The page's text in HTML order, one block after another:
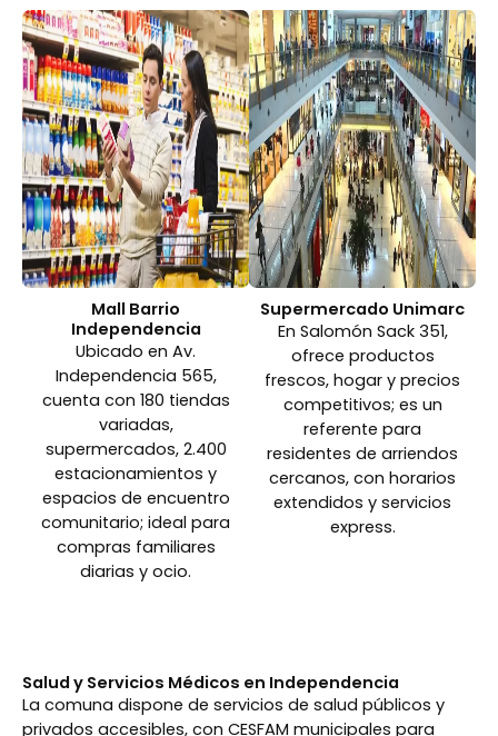
Mall Barrio
Independencia
Ubicado en Av.
Independencia 565,
cuenta con 180 tiendas
variadas,
supermercados, 2.400
estacionamientos y
espacios de encuentro
comunitario; ideal para
compras familiares
diarias y ocio.
Supermercado Unimarc
En Salomón Sack 351,
ofrece productos
frescos, hogar y precios
competitivos; es un
referente para
residentes de arriendos
cercanos, con horarios
extendidos y servicios
express.
Salud y Servicios Médicos en Independencia
La comuna dispone de servicios de salud públicos y
privados accesibles, con CESFAM municipales para